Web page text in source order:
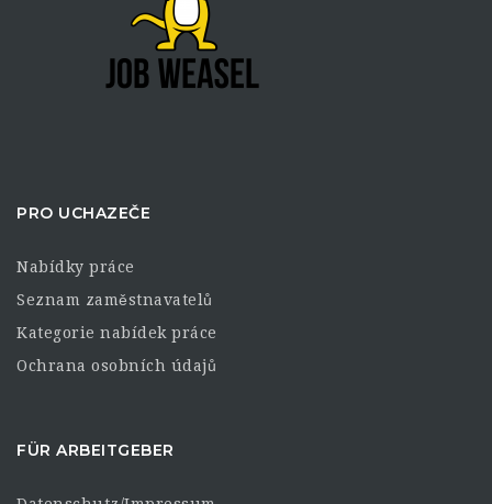
PRO UCHAZEČE
Nabídky práce
Seznam zaměstnavatelů
Kategorie nabídek práce
Ochrana osobních údajů
FÜR ARBEITGEBER